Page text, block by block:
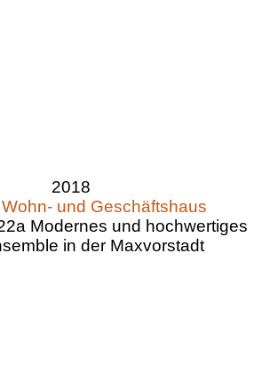
2018
und Geschäftshaus
Modernes und hochwertiges
in der Maxvorstadt